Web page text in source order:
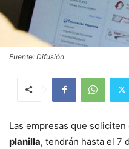
Fuente: Difusión
Las empresas que soliciten
planilla, tendrán hasta el 7